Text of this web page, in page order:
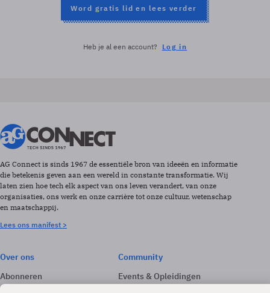
Word gratis lid en lees verder
Heb je al een account? Log in
AG Connect is sinds 1967 de essentiële bron van ideeën en informatie
die betekenis geven aan een wereld in constante transformatie. Wij
laten zien hoe tech elk aspect van ons leven verandert, van onze
organisaties, ons werk en onze carrière tot onze cultuur, wetenschap
en maatschappij.
Lees ons manifest >
Over ons
Abonneren
Adverteren
Community
Events & Opleidingen